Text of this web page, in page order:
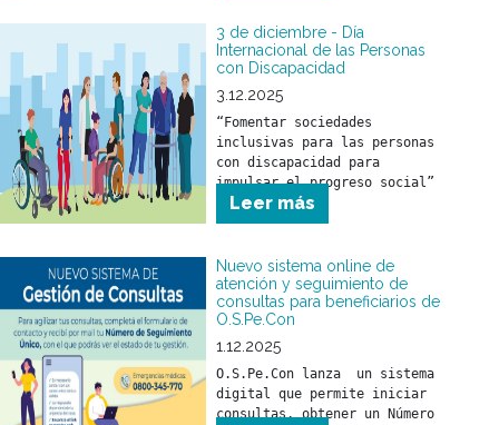
3 de diciembre - Día
Internacional de las Personas
con Discapacidad
3.12.2025
“Fomentar sociedades
inclusivas para las personas
con discapacidad para
impulsar el progreso social”
Leer más
Nuevo sistema online de
atención y seguimiento de
consultas para beneficiarios de
O.S.Pe.Con
1.12.2025
O.S.Pe.Con lanza  un sistema
digital que permite iniciar
consultas, obtener un Número